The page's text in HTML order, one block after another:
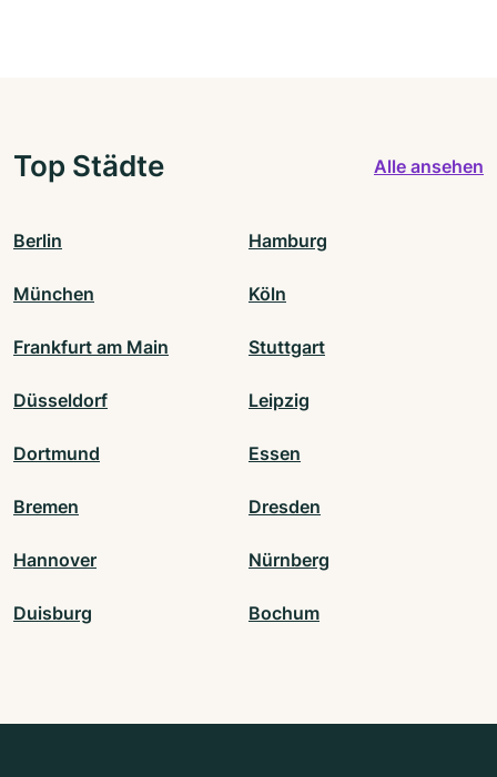
Top Städte Alle ansehen
Berlin Hamburg
München Köln
Frankfurt am Main Stuttgart
Düsseldorf Leipzig
Dortmund Essen
Bremen Dresden
Hannover Nürnberg
Duisburg Bochum